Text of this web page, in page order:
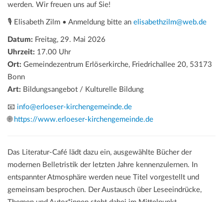
werden. Wir freuen uns auf Sie!
🎙️ Elisabeth Zilm • Anmeldung bitte an elisabethzilm@web.de
Datum: Freitag, 29. Mai 2026
Uhrzeit: 17.00 Uhr
Ort: Gemeindezentrum Erlöserkirche, Friedrichallee 20, 53173
Bonn
Art: Bildungsangebot / Kulturelle Bildung
📧 info@erloeser-kirchengemeinde.de
🌐 https://www.erloeser-kirchengemeinde.de
Das Literatur-Café lädt dazu ein, ausgewählte Bücher der
modernen Belletristik der letzten Jahre kennenzulernen. In
entspannter Atmosphäre werden neue Titel vorgestellt und
gemeinsam besprochen. Der Austausch über Leseeindrücke,